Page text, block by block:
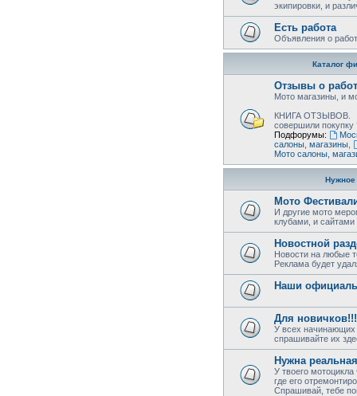
экипировки, и
Есть работа
Объявления о
Каталог
Отзывы о
Мото магазины, и
КНИГА ОТЗЫВОВ.
совершили
Подфорумы:
салоны, магазины
Мото салоны,
Нужное
Мото
И другие мото
клубами, и
Новостной
Новости на любые
Реклама будет
Наши
Для новичков!!!
У всех начинающих
спрашивайте их
Нужна
У твоего
где его
Спрашивай, тебе